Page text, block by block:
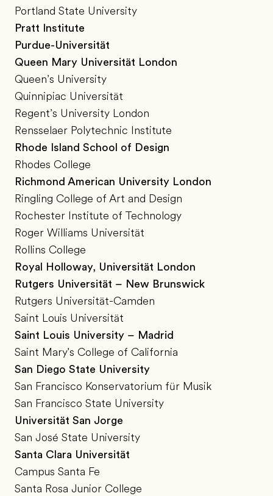
Portland State University
Pratt Institute
Purdue-Universität
Queen Mary Universität London
Queen’s University
Quinnipiac Universität
Regent’s University London
Rensselaer Polytechnic Institute
Rhode Island School of Design
Rhodes College
Richmond American University London
Ringling College of Art and Design
Rochester Institute of Technology
Roger Williams Universität
Rollins College
Royal Holloway, Universität London
Rutgers Universität – New Brunswick
Rutgers Universität-Camden
Saint Louis Universität
Saint Louis University – Madrid
Saint Mary's College of California
San Diego State University
San Francisco Konservatorium für Musik
San Francisco State University
Universität San Jorge
San José State University
Santa Clara Universität
Campus Santa Fe
Santa Rosa Junior College